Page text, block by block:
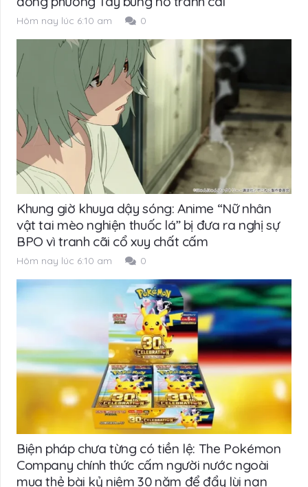
Hôm nay lúc 6:10 am 0
Khung giờ khuya dậy sóng: Anime “Nữ nhân
vật tai mèo nghiện thuốc lá” bị đưa ra nghị sự
BPO vì tranh cãi cổ xuy chất cấm
Hôm nay lúc 6:10 am 0
Biện pháp chưa từng có tiền lệ: The Pokémon
Company chính thức cấm người nước ngoài
mua thẻ bài kỷ niệm 30 năm để đẩy lùi nạn